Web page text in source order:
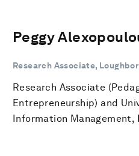
Peggy
Research Associate,
Research Associate
Entrepreneurship) and
Information Management,